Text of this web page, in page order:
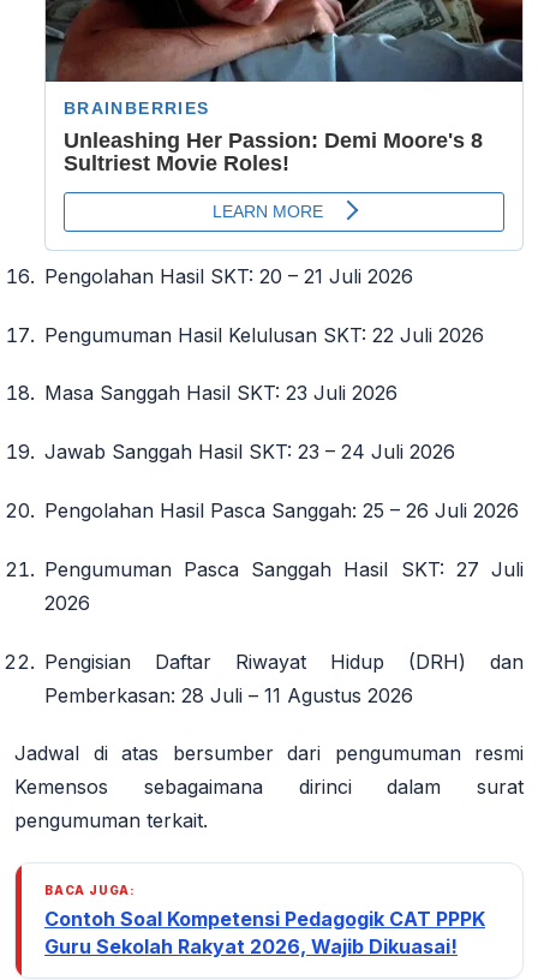
Pengolahan Hasil SKT: 20 – 21 Juli 2026
Pengumuman Hasil Kelulusan SKT: 22 Juli 2026
Masa Sanggah Hasil SKT: 23 Juli 2026
Jawab Sanggah Hasil SKT: 23 – 24 Juli 2026
Pengolahan Hasil Pasca Sanggah: 25 – 26 Juli 2026
Pengumuman Pasca Sanggah Hasil SKT: 27 Juli
2026
Pengisian Daftar Riwayat Hidup (DRH) dan
Pemberkasan: 28 Juli – 11 Agustus 2026
Jadwal di atas bersumber dari pengumuman resmi
Kemensos sebagaimana dirinci dalam surat
pengumuman terkait.
BACA JUGA:
Contoh Soal Kompetensi Pedagogik CAT PPPK
Guru Sekolah Rakyat 2026, Wajib Dikuasai!